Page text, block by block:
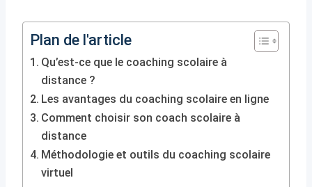
Plan de l'article
Qu’est-ce que le coaching scolaire à
distance ?
Les avantages du coaching scolaire en ligne
Comment choisir son coach scolaire à
distance
Méthodologie et outils du coaching scolaire
virtuel